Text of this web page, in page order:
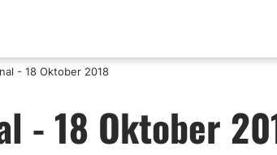
News
Analyse
EUR-
GBP-
- 18 Oktober 2018
- 18 Oktober